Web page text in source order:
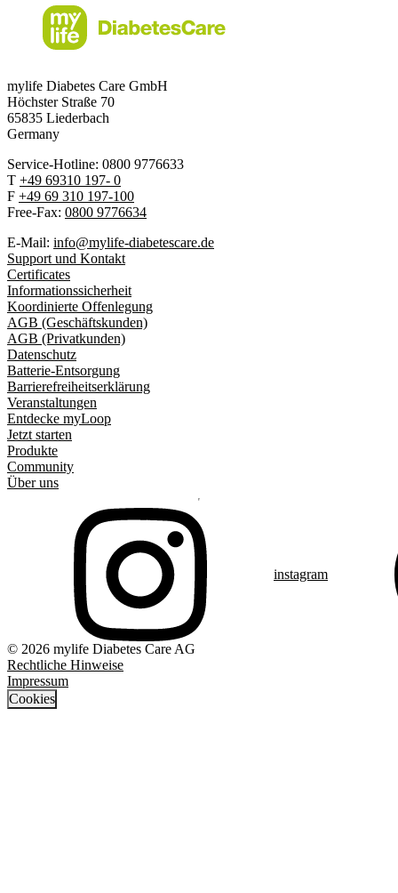
mylife Diabetes Care GmbH
Höchster Straße 70
65835 Liederbach
Germany
Service-Hotline: 0800 9776633
T +49 69310 197- 0
F +49 69 310 197-100
Free-Fax: 0800 9776634
E-Mail: info@mylife-diabetescare.de
Support und Kontakt
Certificates
Informationssicherheit
Koordinierte Offenlegung
AGB (Geschäftskunden)
AGB (Privatkunden)
Datenschutz
Batterie-Entsorgung
Barrierefreiheitserklärung
Veranstaltungen
Entdecke myLoop
Jetzt starten
Produkte
Community
Über uns
instagram
© 2026 mylife Diabetes Care AG
Rechtliche Hinweise
Impressum
Cookies